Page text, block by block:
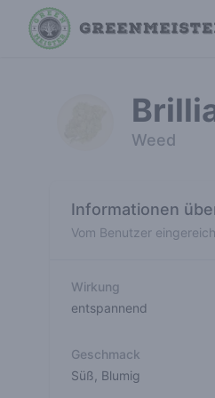
Weed
Informationen
Vom Benutzer
Wirkung
entspannend
Geschmack
Süß Blumig